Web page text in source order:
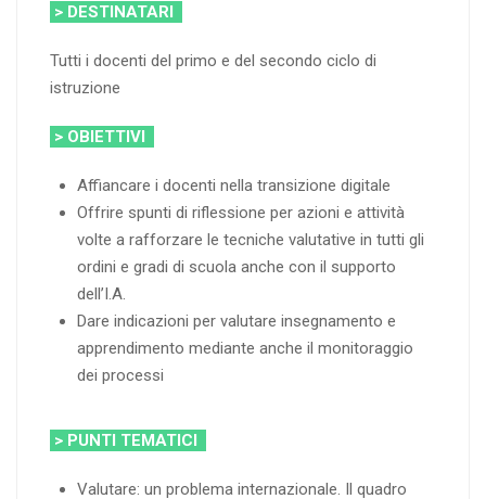
> DESTINATARI
Tutti i docenti del primo e del secondo ciclo di
istruzione
> OBIETTIVI
Affiancare i docenti nella transizione digitale
Offrire spunti di riflessione per azioni e attività
volte a rafforzare le tecniche valutative in tutti gli
ordini e gradi di scuola anche con il supporto
dell’I.A.
Dare indicazioni per valutare insegnamento e
apprendimento mediante anche il monitoraggio
dei processi
> PUNTI TEMATICI
Valutare: un problema internazionale. Il quadro